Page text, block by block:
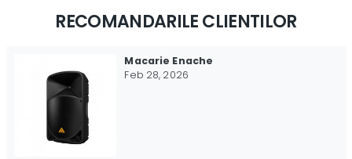
RECOMANDARILE CLIENTILOR
Macarie Enache
Feb 28, 2026